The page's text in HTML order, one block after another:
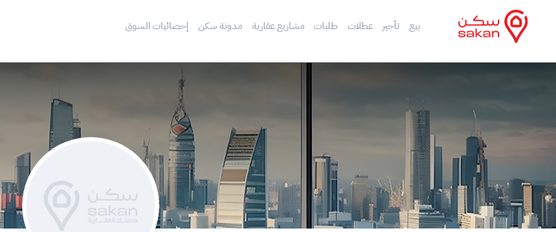
بيع تأجير عطلات طلبات مشاريع عقارية مدونة سكن إحصائيات السوق